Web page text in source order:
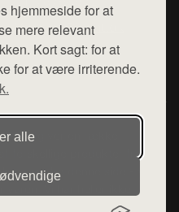
hjemmeside for at
mere relevant
Kort sagt: for at
for at være irriterende.
alle
Mail: hej@want.dk
Cookie- og privatlivspolitik
udgiver en række
forskellige produkter fra
varer fra denne side - vi